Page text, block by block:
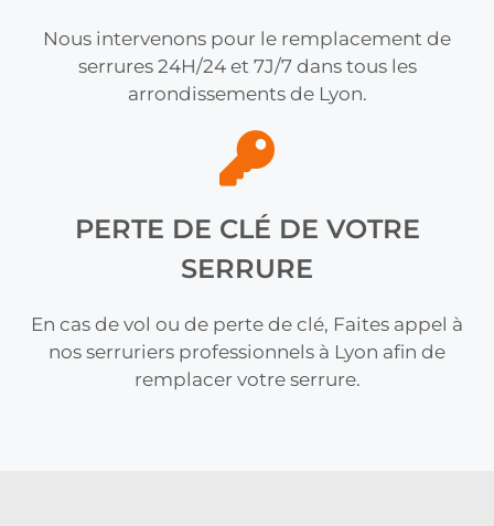
Nous intervenons pour le remplacement de
serrures 24H/24 et 7J/7 dans tous les
arrondissements de Lyon.
PERTE DE CLÉ DE VOTRE
SERRURE
En cas de vol ou de perte de clé, Faites appel à
nos serruriers professionnels à Lyon afin de
remplacer votre serrure.